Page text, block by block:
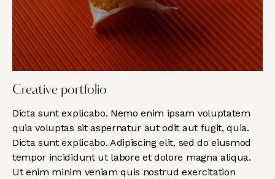
Creative portfolio
Dicta sunt explicabo. Nemo enim ipsam voluptatem
quia voluptas sit aspernatur aut odit aut fugit, quia.
Dicta sunt explicabo. Adipiscing elit, sed do eiusmod
tempor incididunt ut labore et dolore magna aliqua.
Ut enim minim veniam quis nostrud exercitation